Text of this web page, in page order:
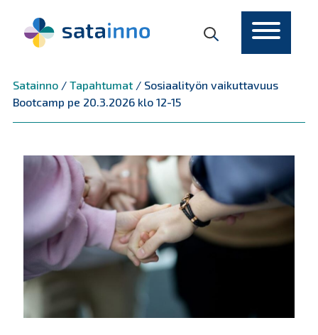
Satainno/ Tapahtumat/ Sosiaalityön vaikuttavuus
Bootcamp pe 20.3.2026 klo 12-15